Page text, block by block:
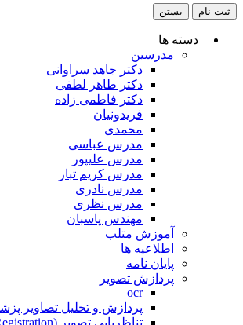
ثبت نام بستن
دسته ها
مدرسین
دکتر جاهد سراوانی
دکتر طاهر لطفی
دکتر فاطمی زاده
فریدونیان
محمدی
مدرس عباسی
مدرس علیپور
مدرس کریم تبار
مدرس نادری
مدرس نظری
مهندس پاسبان
آموزش متلب
اطلاعیه ها
پایان نامه
پردازش تصویر
ocr
پردازش و تحلیل تصاویر
تناظریابی تصویر (Image Registration)